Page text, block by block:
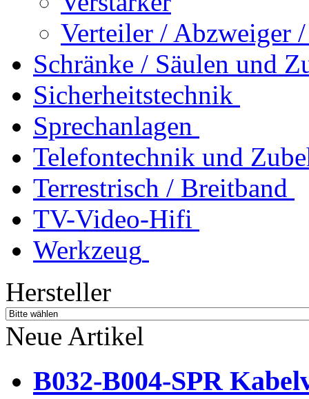
Verteiler / Abzweiger
Schränke / Säulen und
Sicherheitstechnik
Sprechanlagen
Telefontechnik und
Terrestrisch / Breitband
TV-Video-Hifi
Werkzeug
Hersteller
Neue Artikel
B032-B004-SPR